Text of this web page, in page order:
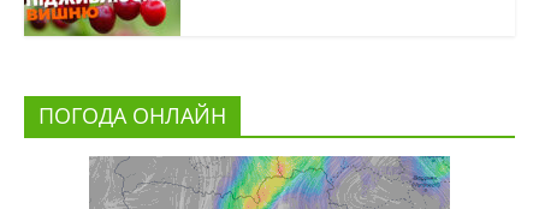
ПОГОДА ОНЛАЙН